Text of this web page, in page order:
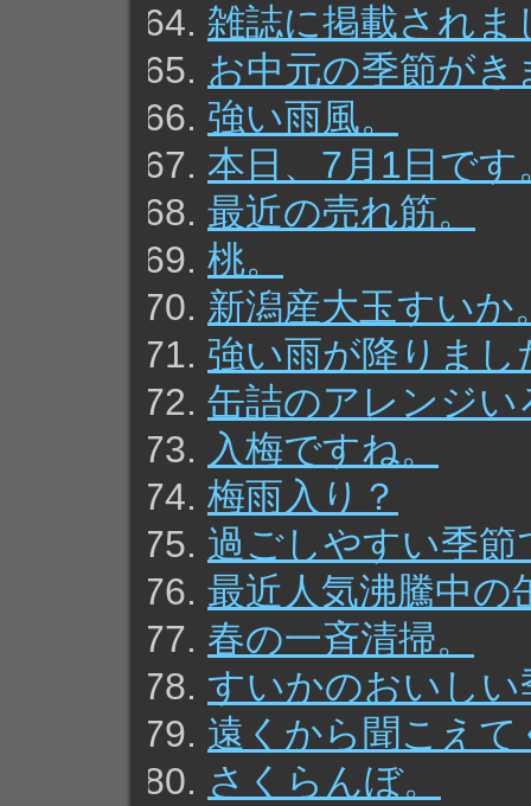
雑誌に掲載されま
お中元の季節がき
強い雨風。
本日、7月1日です
最近の売れ筋。
桃。
新潟産大玉すいか
強い雨が降りまし
缶詰のアレンジい
入梅ですね。
梅雨入り？
過ごしやすい季節
最近人気沸騰中の
春の一斉清掃。
すいかのおいしい
遠くから聞こえ
さくらんぼ。